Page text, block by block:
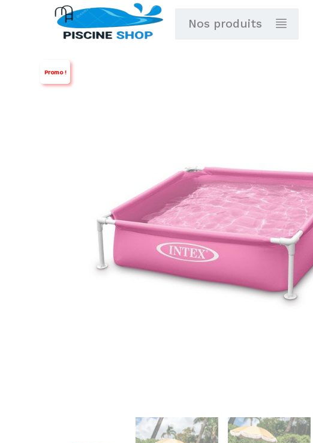
Nos produits
Promo !